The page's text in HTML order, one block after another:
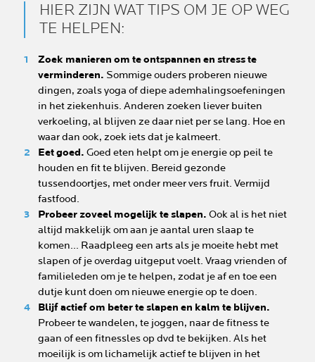
HIER ZIJN WAT TIPS OM JE OP WEG
TE HELPEN:
Zoek manieren om te ontspannen en stress te
verminderen. Sommige ouders proberen nieuwe
dingen, zoals yoga of diepe ademhalingsoefeningen
in het ziekenhuis. Anderen zoeken liever buiten
verkoeling, al blijven ze daar niet per se lang. Hoe en
waar dan ook, zoek iets dat je kalmeert.
Eet goed. Goed eten helpt om je energie op peil te
houden en fit te blijven. Bereid gezonde
tussendoortjes, met onder meer vers fruit. Vermijd
fastfood.
Probeer zoveel mogelijk te slapen. Ook al is het niet
altijd makkelijk om aan je aantal uren slaap te
komen... Raadpleeg een arts als je moeite hebt met
slapen of je overdag uitgeput voelt. Vraag vrienden of
familieleden om je te helpen, zodat je af en toe een
dutje kunt doen om nieuwe energie op te doen.
Blijf actief om beter te slapen en kalm te blijven.
Probeer te wandelen, te joggen, naar de fitness te
gaan of een fitnessles op dvd te bekijken. Als het
moeilijk is om lichamelijk actief te blijven in het